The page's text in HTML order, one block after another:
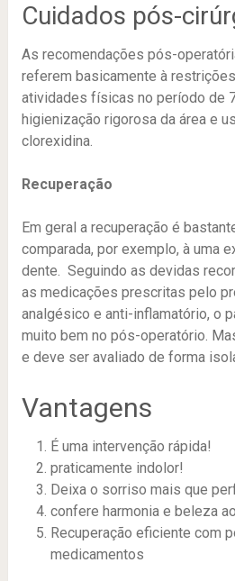
Cuidados pós-
As recomendações pós-
referem basicamente à
atividades físicas no período de
higienização rigorosa da área e
clorexidina.
Recuperação
Em geral a recuperação é
comparada, por exemplo, à uma
dente. Seguindo as devidas
as medicações prescritas pelo
analgésico e anti-inflamatório, o
muito bem no pós-operatório.
e deve ser avaliado de forma
Vantagens
É uma intervenção rápida!
praticamente indolor!
Deixa o sorriso mais que
confere harmonia e beleza
Recuperação eficiente com
medicamentos